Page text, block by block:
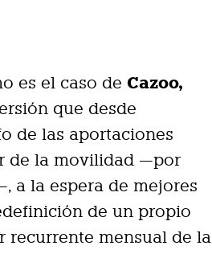
es el caso de Cazoo,
que desde
de las aportaciones
de la movilidad —por
a la espera de mejores
de un propio
recurrente mensual de la